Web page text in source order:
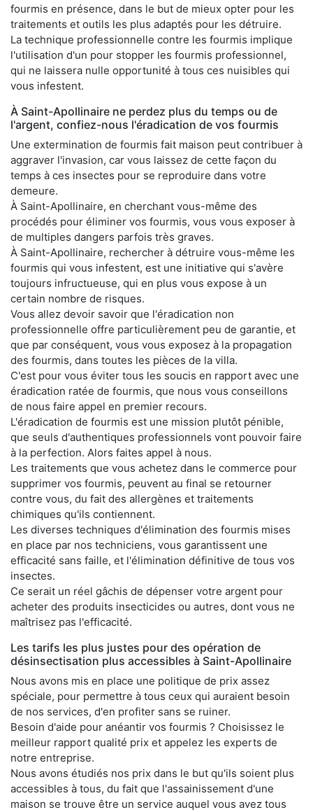
fourmis en présence, dans le but de mieux opter pour les
traitements et outils les plus adaptés pour les détruire.
La technique professionnelle contre les fourmis implique
l'utilisation d'un pour stopper les fourmis professionnel,
qui ne laissera nulle opportunité à tous ces nuisibles qui
vous infestent.
À Saint-Apollinaire ne perdez plus du temps ou de
l'argent, confiez-nous l'éradication de vos fourmis
Une extermination de fourmis fait maison peut contribuer à
aggraver l'invasion, car vous laissez de cette façon du
temps à ces insectes pour se reproduire dans votre
demeure.
À Saint-Apollinaire, en cherchant vous-même des
procédés pour éliminer vos fourmis, vous vous exposer à
de multiples dangers parfois très graves.
À Saint-Apollinaire, rechercher à détruire vous-même les
fourmis qui vous infestent, est une initiative qui s'avère
toujours infructueuse, qui en plus vous expose à un
certain nombre de risques.
Vous allez devoir savoir que l'éradication non
professionnelle offre particulièrement peu de garantie, et
que par conséquent, vous vous exposez à la propagation
des fourmis, dans toutes les pièces de la villa.
C'est pour vous éviter tous les soucis en rapport avec une
éradication ratée de fourmis, que nous vous conseillons
de nous faire appel en premier recours.
L'éradication de fourmis est une mission plutôt pénible,
que seuls d'authentiques professionnels vont pouvoir faire
à la perfection. Alors faites appel à nous.
Les traitements que vous achetez dans le commerce pour
supprimer vos fourmis, peuvent au final se retourner
contre vous, du fait des allergènes et traitements
chimiques qu'ils contiennent.
Les diverses techniques d'élimination des fourmis mises
en place par nos techniciens, vous garantissent une
efficacité sans faille, et l'élimination définitive de tous vos
insectes.
Ce serait un réel gâchis de dépenser votre argent pour
acheter des produits insecticides ou autres, dont vous ne
maîtrisez pas l'efficacité.
Les tarifs les plus justes pour des opération de
désinsectisation plus accessibles à Saint-Apollinaire
Nous avons mis en place une politique de prix assez
spéciale, pour permettre à tous ceux qui auraient besoin
de nos services, d'en profiter sans se ruiner.
Besoin d'aide pour anéantir vos fourmis ? Choisissez le
meilleur rapport qualité prix et appelez les experts de
notre entreprise.
Nous avons étudiés nos prix dans le but qu'ils soient plus
accessibles à tous, du fait que l'assainissement d'une
maison se trouve être un service auquel vous avez tous